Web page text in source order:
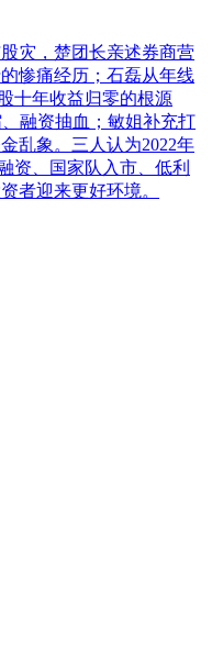
灾，楚团长亲述券商营
惨痛经历；石磊从年线
十年收益归零的根源
融资抽血；敏姐补充打
乱象。三人认为2022年
资、国家队入市、低利
者迎来更好环境。